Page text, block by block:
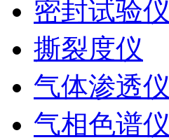
密封试验仪
撕裂度仪
气体渗透仪
气相色谱仪